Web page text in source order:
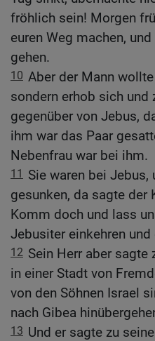
fröhlich sein! Morgen
euren Weg machen,
gehen.
10 Aber der Mann
sondern erhob sich
gegenüber von Jebus,
ihm war das Paar
Nebenfrau war bei ihm.
11 Sie waren bei Jebus,
gesunken, da sagte der
Komm doch und lass
Jebusiter einkehren
12 Sein Herr aber
in einer Stadt von
von den Söhnen Israel
nach Gibea
13 Und er sagte zu